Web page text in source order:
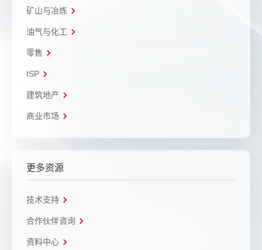
矿山与冶炼
油气与化工
零售
ISP
建筑地产
商业市场
更多资源
技术支持
合作伙伴咨询
资料中心